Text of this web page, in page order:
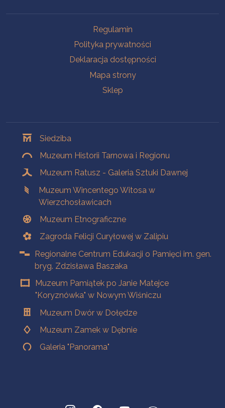
Regulamin
Polityka prywatności
Deklaracja dostępności
Mapa strony
Sklep
Siedziba
Muzeum Historii Tarnowa i Regionu
Muzeum Ratusz - Galeria Sztuki Dawnej
Muzeum Wincentego Witosa w
Wierzchosławicach
Muzeum Etnograficzne
Zagroda Felicji Curyłowej w Zalipiu
Regionalne Centrum Edukacji o Pamięci im. gen.
bryg. Zdzisława Baszaka
Muzeum Pamiątek po Janie Matejce
"Koryznówka" w Nowym Wiśniczu
Muzeum Dwór w Dołędze
Muzeum Zamek w Dębnie
Galeria "Panorama"